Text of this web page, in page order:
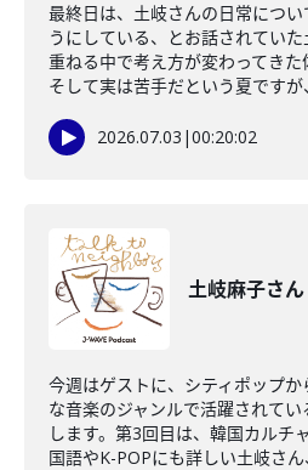
最終日は、土岐さんの日常につ
うにしている、とお話されてい
重ねる中で考え方が変わってきた
そして実は苦手だという夏ですが
2026.07.03 |00:20:02
土岐麻子さ
今週はゲストに、シティポップか
な音楽のジャンルで活躍されて
します。第3回目は、韓国カルチ
国語やK-POPにも詳しい土岐さん